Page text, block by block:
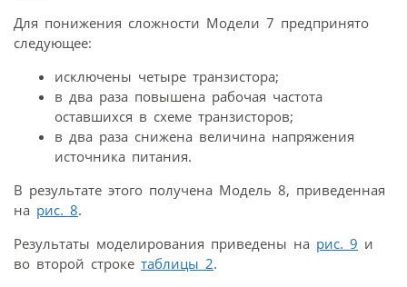
Для понижения сложности Модели 7 предпринято
следующее:
исключены четыре транзистора;
в два раза повышена рабочая частота
оставшихся в схеме транзисторов;
в два раза снижена величина напряжения
источника питания.
В результате этого получена Модель 8, приведенная
на рис. 8.
Результаты моделирования приведены на рис. 9 и
во второй строке таблицы 2.